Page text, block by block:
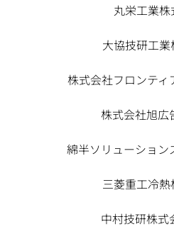
丸栄工業
大協技研工
株式会社フロンティ
株式会社旭広
綿半ソリューション
三菱重工冷
中村技研株式